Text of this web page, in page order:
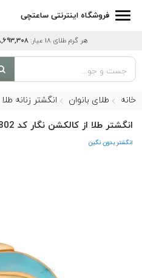
فروشگاه اینترنتی ساعتچی
هر گرم طلای 18 عیار:
خانه طلای بانوان انگشتر زنانه طلا
انگشتر طلا از کالکشن نگار کد CR802
انگشتر بدون نگین